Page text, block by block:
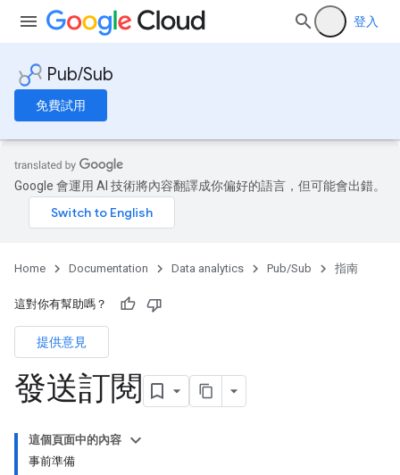
登入
Pub/Sub
免費試用
Google 會運用 AI 技術將內容翻譯成你偏好的語言，但可能會出錯。
Home Documentation Data analytics Pub/Sub 指南
這對你有幫助嗎？
提供意見
發送訂閱
這個頁面中的內容
事前準備